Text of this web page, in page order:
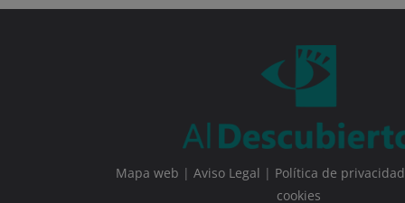
Mapa web | Aviso Legal | Política de privacidad
cookies